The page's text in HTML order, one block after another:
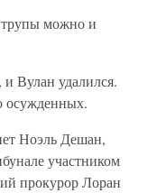
можно и
Вулан удалился.
осужденных.
Ноэль Дешан,
участником
прокурор Лоран